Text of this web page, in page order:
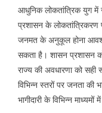
आधुनिक लोकतांत्रिक युग में
प्रशासन के लोकतांत्रिकरण
जनमत के अनुकूल होना
सकता है। शासन प्रशासन
राज्य की अवधारणा को
विभिन्न स्तरों पर जनता की
भागीदारी के विभिन्न